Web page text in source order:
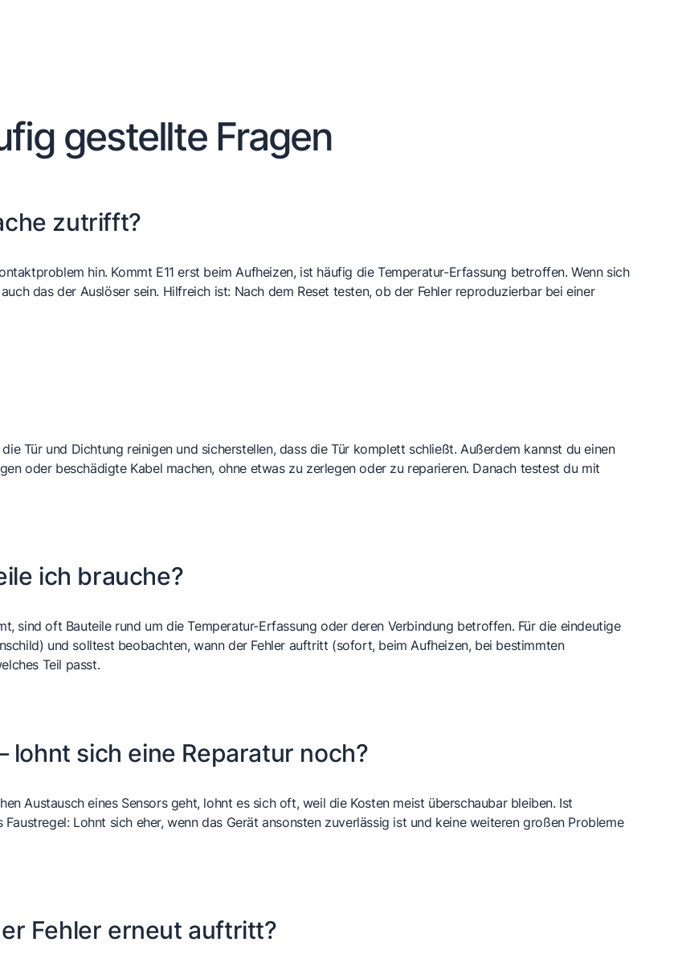
gestellte Fragen
zutrifft?
hin. Kommt E11 erst beim Aufheizen, ist häufig die Temperatur-Erfassung betroffen. Wenn sich
das der Auslöser sein. Hilfreich ist: Nach dem Reset testen, ob der Fehler reproduzierbar bei einer
Tür und Dichtung reinigen und sicherstellen, dass die Tür komplett schließt. Außerdem kannst du einen
oder beschädigte Kabel machen, ohne etwas zu zerlegen oder zu reparieren. Danach testest du mit
ich brauche?
sind oft Bauteile rund um die Temperatur-Erfassung oder deren Verbindung betroffen. Für die eindeutige
und solltest beobachten, wann der Fehler auftritt (sofort, beim Aufheizen, bei bestimmten
Teil passt.
lohnt sich eine Reparatur noch?
Austausch eines Sensors geht, lohnt es sich oft, weil die Kosten meist überschaubar bleiben. Ist
Lohnt sich eher, wenn das Gerät ansonsten zuverlässig ist und keine weiteren großen Probleme
Fehler erneut auftritt?